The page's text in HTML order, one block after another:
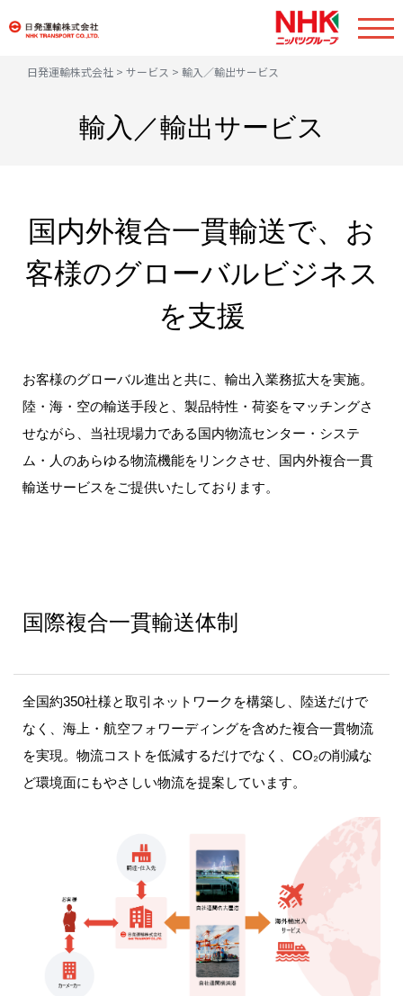
サービス
COMPANY
BASE
国内・海外拠点
RECRUIT
採用情報
語
日発運輸株式会社 サービス 輸入／輸出サービス
輸入／輸出サービス
国内外複合一貫輸送で、お
客様のグローバルビジネス
を支援
お客様のグローバル進出と共に、輸出入業務拡大を実施。
陸・海・空の輸送手段と、製品特性・荷姿をマッチングさ
せながら、当社現場力である国内物流センター・システ
ム・人のあらゆる物流機能をリンクさせ、国内外複合一貫
輸送サービスをご提供いたしております。
国際複合一貫輸送体制
全国約350社様と取引ネットワークを構築し、陸送だけで
なく、海上・航空フォワーディングを含めた複合一貫物流
を実現。物流コストを低減するだけでなく、CO₂の削減な
ど環境面にもやさしい物流を提案しています。